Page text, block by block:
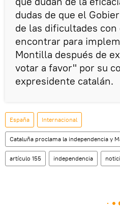
dudas de que el
de las dificultades con
encontrar para
Montilla después de
votar a favor" por su
expresidente catalán.
España Internacional
Cataluña proclama la independencia y
artículo 155 independencia